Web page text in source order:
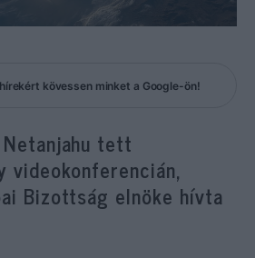
kövessen minket a Google-ön!
tett
Bizottság elnöke hívta